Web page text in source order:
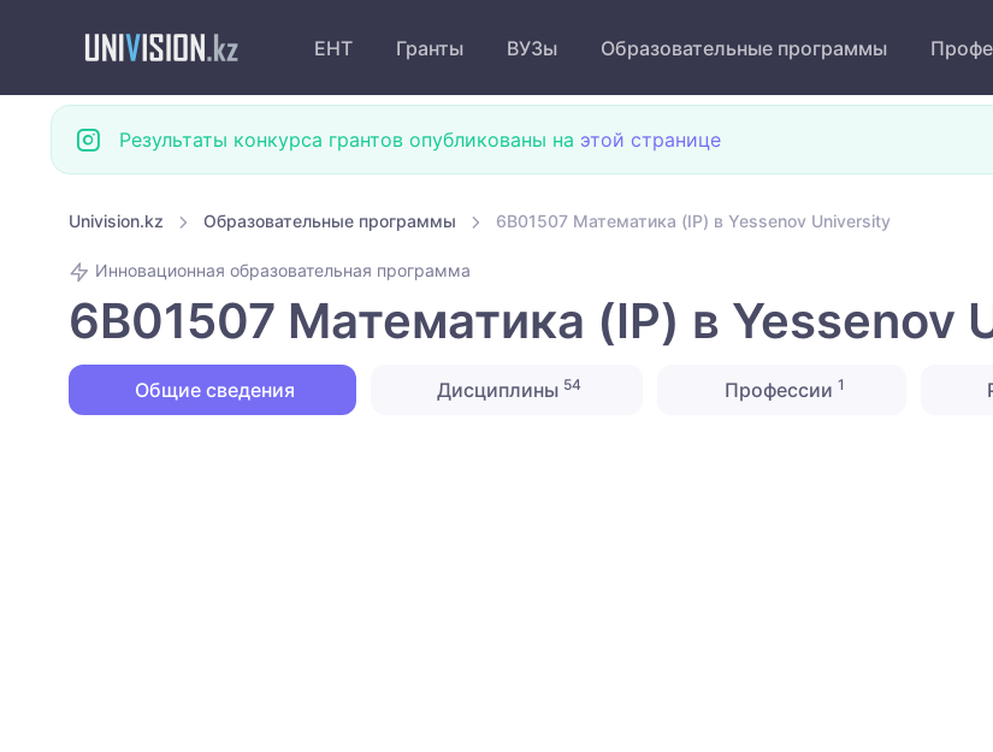
ЕНТ Гранты ВУЗы Образовательные программы
Результаты конкурса грантов опубликованы на этой странице
Univision.kz Образовательные программы 6B01507 Математика (IP) в Yessenov University
Инновационная образовательная программа
6B01507 Математика (IP) в Yessenov
Общие сведения Дисциплины 54 Профессии 1